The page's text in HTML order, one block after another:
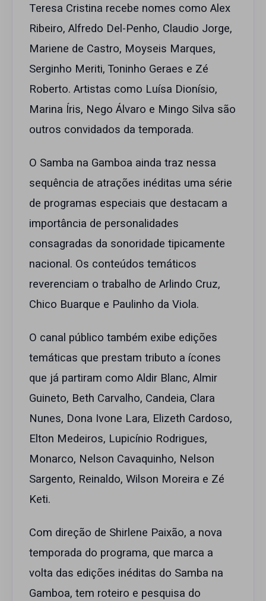
Teresa Cristina recebe nomes como Alex
Ribeiro, Alfredo Del-Penho, Claudio Jorge,
Mariene de Castro, Moyseis Marques,
Serginho Meriti, Toninho Geraes e Zé
Roberto. Artistas como Luísa Dionísio,
Marina Íris, Nego Álvaro e Mingo Silva são
outros convidados da temporada.
O Samba na Gamboa ainda traz nessa
sequência de atrações inéditas uma série
de programas especiais que destacam a
importância de personalidades
consagradas da sonoridade tipicamente
nacional. Os conteúdos temáticos
reverenciam o trabalho de Arlindo Cruz,
Chico Buarque e Paulinho da Viola.
O canal público também exibe edições
temáticas que prestam tributo a ícones
que já partiram como Aldir Blanc, Almir
Guineto, Beth Carvalho, Candeia, Clara
Nunes, Dona Ivone Lara, Elizeth Cardoso,
Elton Medeiros, Lupicínio Rodrigues,
Monarco, Nelson Cavaquinho, Nelson
Sargento, Reinaldo, Wilson Moreira e Zé
Keti.
Com direção de Shirlene Paixão, a nova
temporada do programa, que marca a
volta das edições inéditas do Samba na
Gamboa, tem roteiro e pesquisa do